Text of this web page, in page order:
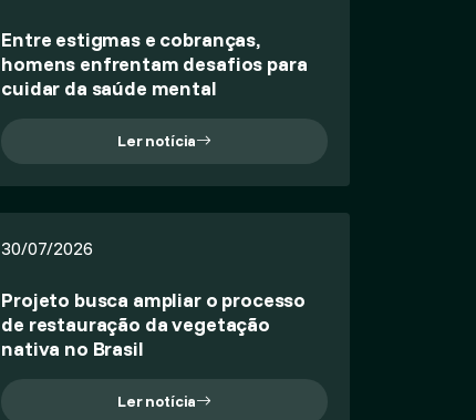
Entre estigmas e cobranças,
homens enfrentam desafios para
cuidar da saúde mental
Ler notícia
30/07/2026
Projeto busca ampliar o processo
de restauração da vegetação
nativa no Brasil
Ler notícia